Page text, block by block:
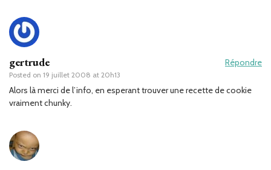
gertrude
Posted on 19 juillet 2008 at 20h13
Répondre
Alors là merci de l’info, en esperant trouver une recette de cookie
vraiment chunky.